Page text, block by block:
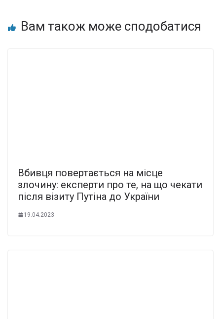
Вам також може сподобатися
Вбивця повертається на місце
злочину: експерти про те, на що чекати
після візиту Путіна до України
19.04.2023